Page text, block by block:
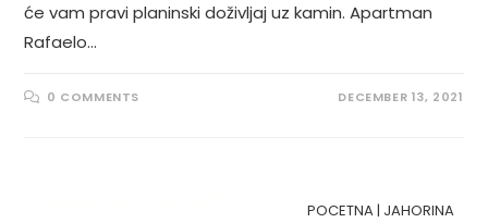
će vam pravi planinski doživljaj uz kamin. Apartman
Rafaelo…
0 COMMENTS DECEMBER 13, 2021
POCETNA | JAHORINA